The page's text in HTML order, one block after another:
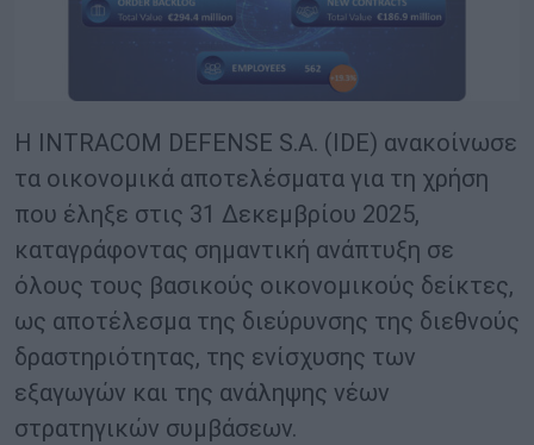
Η INTRACOM DEFENSE S.A. (IDE) ανακοίνωσε
τα οικονομικά αποτελέσματα για τη χρήση
που έληξε στις 31 Δεκεμβρίου 2025,
καταγράφοντας σημαντική ανάπτυξη σε
όλους τους βασικούς οικονομικούς δείκτες,
ως αποτέλεσμα της διεύρυνσης της διεθνούς
δραστηριότητας, της ενίσχυσης των
εξαγωγών και της ανάληψης νέων
στρατηγικών συμβάσεων.